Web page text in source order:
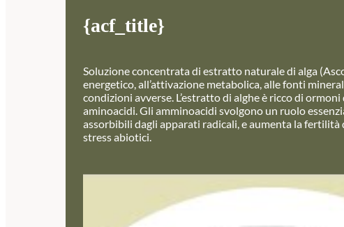
{acf_title}
Soluzione concentrata di estratto naturale di alga
energetico, all’attivazione metabolica, alle fonti
condizioni avverse. L’estratto di alghe è ricco di
aminoacidi. Gli amminoacidi svolgono un ruolo
assorbibili dagli apparati radicali, e aumenta la
stress abiotici.